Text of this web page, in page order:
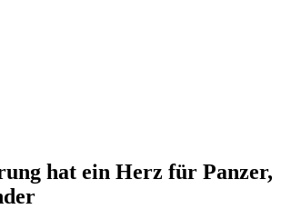
hat ein Herz für Panzer,